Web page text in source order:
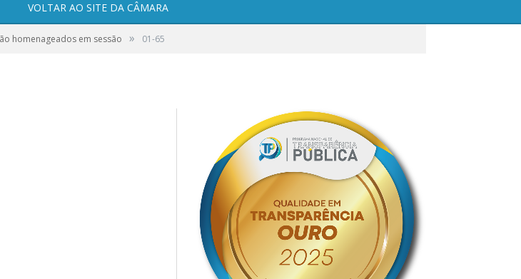
VOLTAR AO SITE DA CÂMARA
homenageados em sessão » 01-65